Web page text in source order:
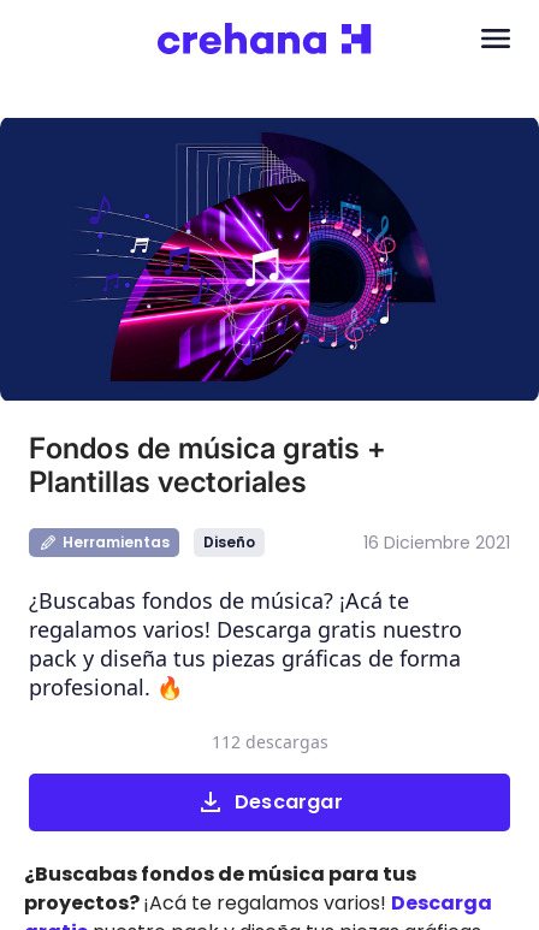
Fondos de música gratis +
Plantillas vectoriales
Herramientas Diseño 16 Diciembre 2021
¿Buscabas fondos de música? ¡Acá te
regalamos varios! Descarga gratis nuestro
pack y diseña tus piezas gráficas de forma
profesional. 🔥
Descargar
112 descargas
¿Buscabas fondos de música para tus
proyectos?¡Acá te regalamos varios! Descarga